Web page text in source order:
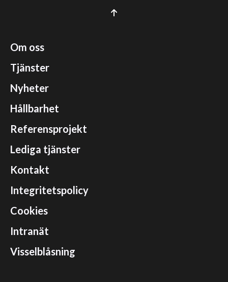
Om oss
Tjänster
Nyheter
Hållbarhet
Referensprojekt
Lediga tjänster
Kontakt
Integritetspolicy
Cookies
Intranät
Visselblåsning